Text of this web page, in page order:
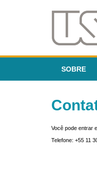
SOBRE
Você pode entrar
Telefone: +55 11